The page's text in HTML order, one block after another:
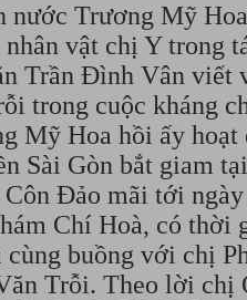
Trương Mỹ
vật chị Y trong
Trần Đình Vân viết
trong cuộc kháng
Mỹ Hoa hồi ấy hoạt
Sài Gòn bắt giam
Côn Đảo mãi tới
Chí Hoà, có thời
buồng với chị
Trỗi. Theo lời chị